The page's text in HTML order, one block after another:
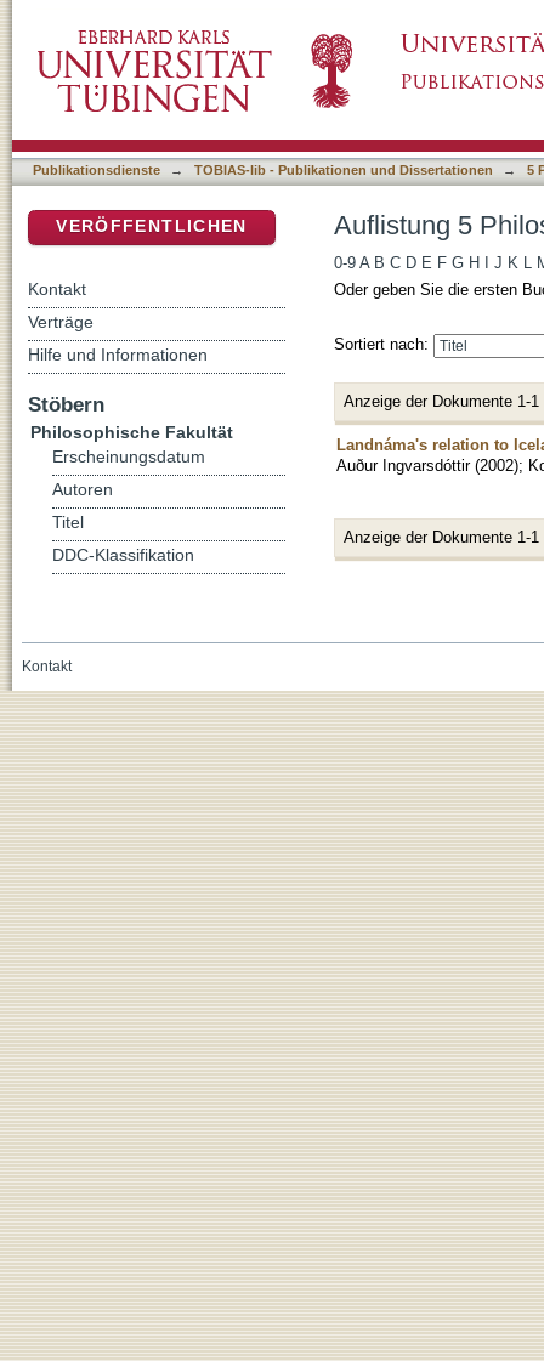
Publikationsdienste → TOBIAS-lib - Publikationen und Dissertationen → 5
Auflistung 5
0-9 A B C D E F G H J K L
Oder geben Sie die ersten
Sortiert nach:
Anzeige der Dokumente 1-1
Landnáma's relation to
Auður Ingvarsdóttir (2002);
Anzeige der Dokumente 1-1
VERÖFFENTLICHEN
Kontakt
Verträge
Hilfe und Informationen
Stöbern
Philosophische Fakultät
Erscheinungsdatum
Autoren
Titel
DDC-Klassifikation
Kontakt